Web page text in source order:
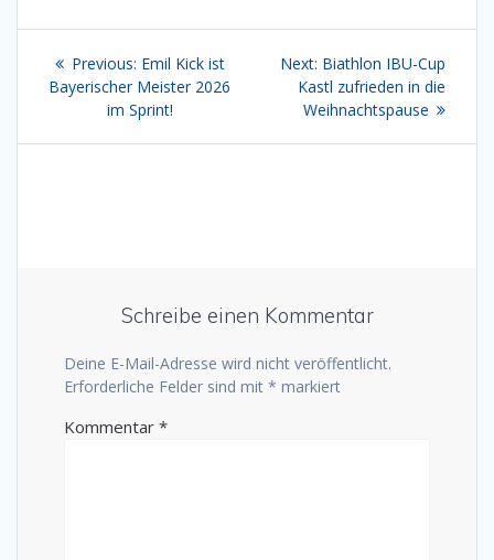
Beitragsnavigation
Previous: Previous
post:
Emil Kick ist
Bayerischer Meister 2026
im Sprint!
Next: Next
post:
Biathlon IBU-Cup
Kastl zufrieden in die
Weihnachtspause
Schreibe einen Kommentar
Deine E-Mail-Adresse wird nicht veröffentlicht.
Erforderliche Felder sind mit * markiert
Kommentar *